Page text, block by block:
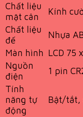
Chất liệu
mặt cân
Kính
Chất liệu
đế
Nhựa
Màn hình LCD 75
Nguồn
điện
1 pin
Tính
năng tự
động
Bật/tắt,